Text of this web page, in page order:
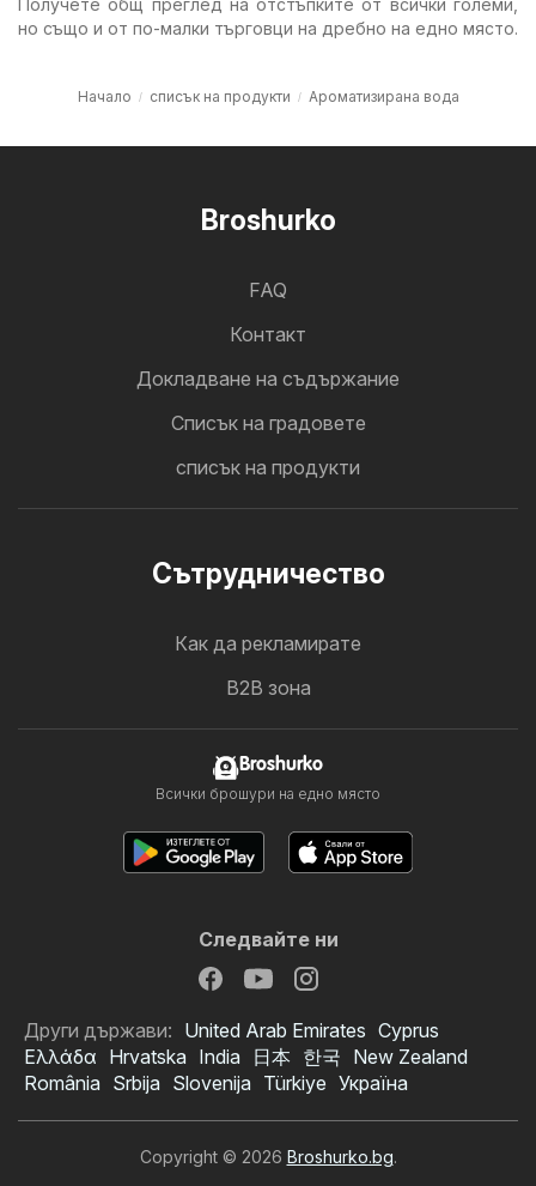
но също и от по-малки търговци на дребно на едно място.
Начало списък на продукти Ароматизирана вода
Broshurko
FAQ
Контакт
Докладване на съдържание
Cписък на градовете
списък на продукти
Cътрудничество
Как да рекламирате
B2B зона
Broshurko
Всички брошури на едно място
Следвайте ни
Други държави: United Arab Emirates Cyprus
Ελλάδα Hrvatska India 日本 한국 New Zealand
România Srbija Slovenija Türkiye Україна
Copyright © 2026 Broshurko.bg.